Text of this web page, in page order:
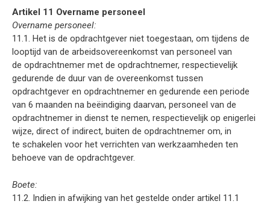
Artikel 11 Overname personeel
Overname personeel:
11.1. Het is de opdrachtgever niet toegestaan, om tijdens de
looptijd van de arbeidsovereenkomst van personeel van
de opdrachtnemer met de opdrachtnemer, respectievelijk
gedurende de duur van de overeenkomst tussen
opdrachtgever en opdrachtnemer en gedurende een periode
van 6 maanden na beëindiging daarvan, personeel van de
opdrachtnemer in dienst te nemen, respectievelijk op enigerlei
wijze, direct of indirect, buiten de opdrachtnemer om, in
te schakelen voor het verrichten van werkzaamheden ten
behoeve van de opdrachtgever.
Boete:
11.2. Indien in afwijking van het gestelde onder artikel 11.1